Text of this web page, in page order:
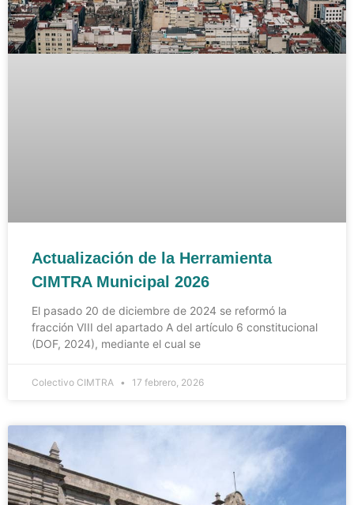
Actualización de la Herramienta
CIMTRA Municipal 2026
El pasado 20 de diciembre de 2024 se reformó la
fracción VIII del apartado A del artículo 6 constitucional
(DOF, 2024), mediante el cual se
Colectivo CIMTRA 17 febrero, 2026